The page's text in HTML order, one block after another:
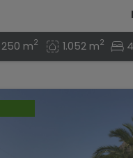
250 m2 1.052 m2 4